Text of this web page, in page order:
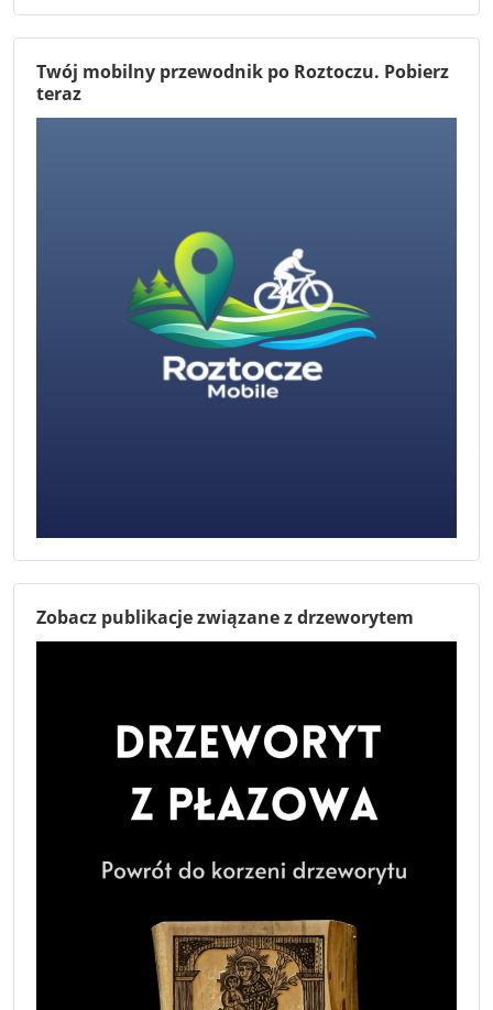
Twój mobilny przewodnik po Roztoczu. Pobierz
teraz
Zobacz publikacje związane z drzeworytem